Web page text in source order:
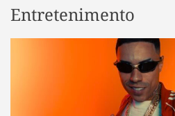
Entretenimento